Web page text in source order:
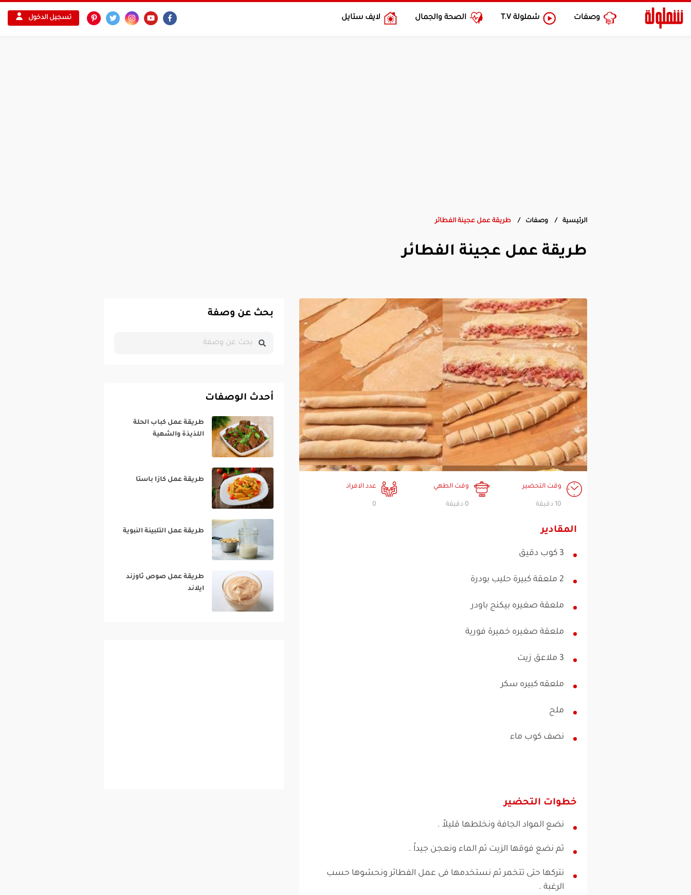
الرئيسية وصفات طريقة عمل عجينة الفطائر
طريقة عمل عجينة الفطائر
وقت التحضير
10 دقيقة
وقت الطهي
0 دقيقة
عدد الافراد
0
المقادير
3 كوب دقيق
2 ملعقة كبيرة حليب بودرة
ملعقة صغيره بيكنج باودر
ملعقة صغيره خميرة فورية
3 ملاعق زيت
ملعقه كبيره سكر
ملح
نصف كوب ماء
خطوات التحضير
نضع المواد الجافة ونخلطها قليلاً .
ثم نضع فوقها الزيت ثم الماء ونعجن جيداً .
نتركها حتى تتخمر ثم نستخدمها فى عمل الفطائر ونحشوها حسب
الرغبة .
بحث عن وصفة
أحدث الوصفات
طريقة عمل كباب الحلة
اللذيذة والشهية‎
طريقة عمل كازا باستا‎
طريقة عمل التلبينة النبوية‎
طريقة عمل صوص ثاوزند
ايلاند‎
وصفات شملولة T.V الصحة والجمال لايف ستايل تسجيل الدخول